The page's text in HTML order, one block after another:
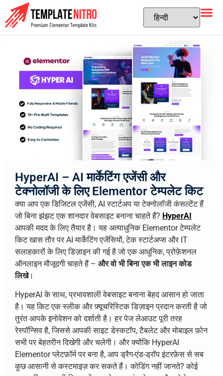
HyperAI – AI मार्केटिंग एजेंसी और
टेक्नोलॉजी के लिए Elementor टेम्पलेट किट
क्या आप एक डिजिटल एजेंसी, AI स्टार्टअप या टेक्नोलॉजी कंसल्टेंट हैं
जो बिना झंझट एक शानदार वेबसाइट बनाना चाहते हैं? HyperAI
आपकी मदद के लिए तैयार है। यह अत्याधुनिक Elementor टेम्पलेट
किट खास तौर पर AI मार्केटिंग एजेंसियों, टेक स्टार्टअप्स और IT
सलाहकारों के लिए डिज़ाइन की गई है जो एक आधुनिक, प्रोफ़ेशनल
ऑनलाइन मौजूदगी चाहते हैं – और वो भी बिना एक भी लाइन कोड
लिखे।
HyperAI के साथ, प्रभावशाली वेबसाइट बनाना बेहद आसान हो जाता
है। यह किट एक स्लीक और फ़्यूचरिस्टिक डिज़ाइन प्रदान करती है जो
तुरंत आपके इनोवेशन को दर्शाती है। हर पेज लेआउट पूरी तरह
रेस्पॉन्सिव है, जिससे आपकी साइट डेस्कटॉप, टैबलेट और मोबाइल फ़ोन
सभी पर बेहतरीन दिखेगी और चलेगी। और क्योंकि HyperAI
Elementor प्लेटफ़ॉर्म पर बना है, आप ड्रैग-एंड-ड्रॉप इंटरफ़ेस से सब
कुछ आसानी से कस्टमाइज़ कर सकते हैं। कोडिंग नहीं जानते? कोई